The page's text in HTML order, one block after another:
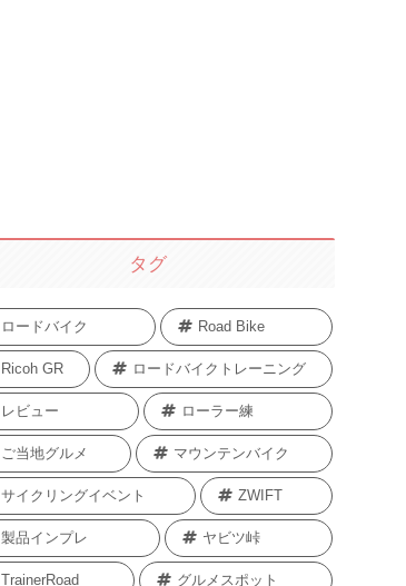
タグ
ロードバイク Road Bike
Ricoh GR ロードバイクトレーニング
レビュー ローラー練
ご当地グルメ マウンテンバイク
サイクリングイベント ZWIFT
製品インプレ ヤビツ峠
TrainerRoad グルメスポット